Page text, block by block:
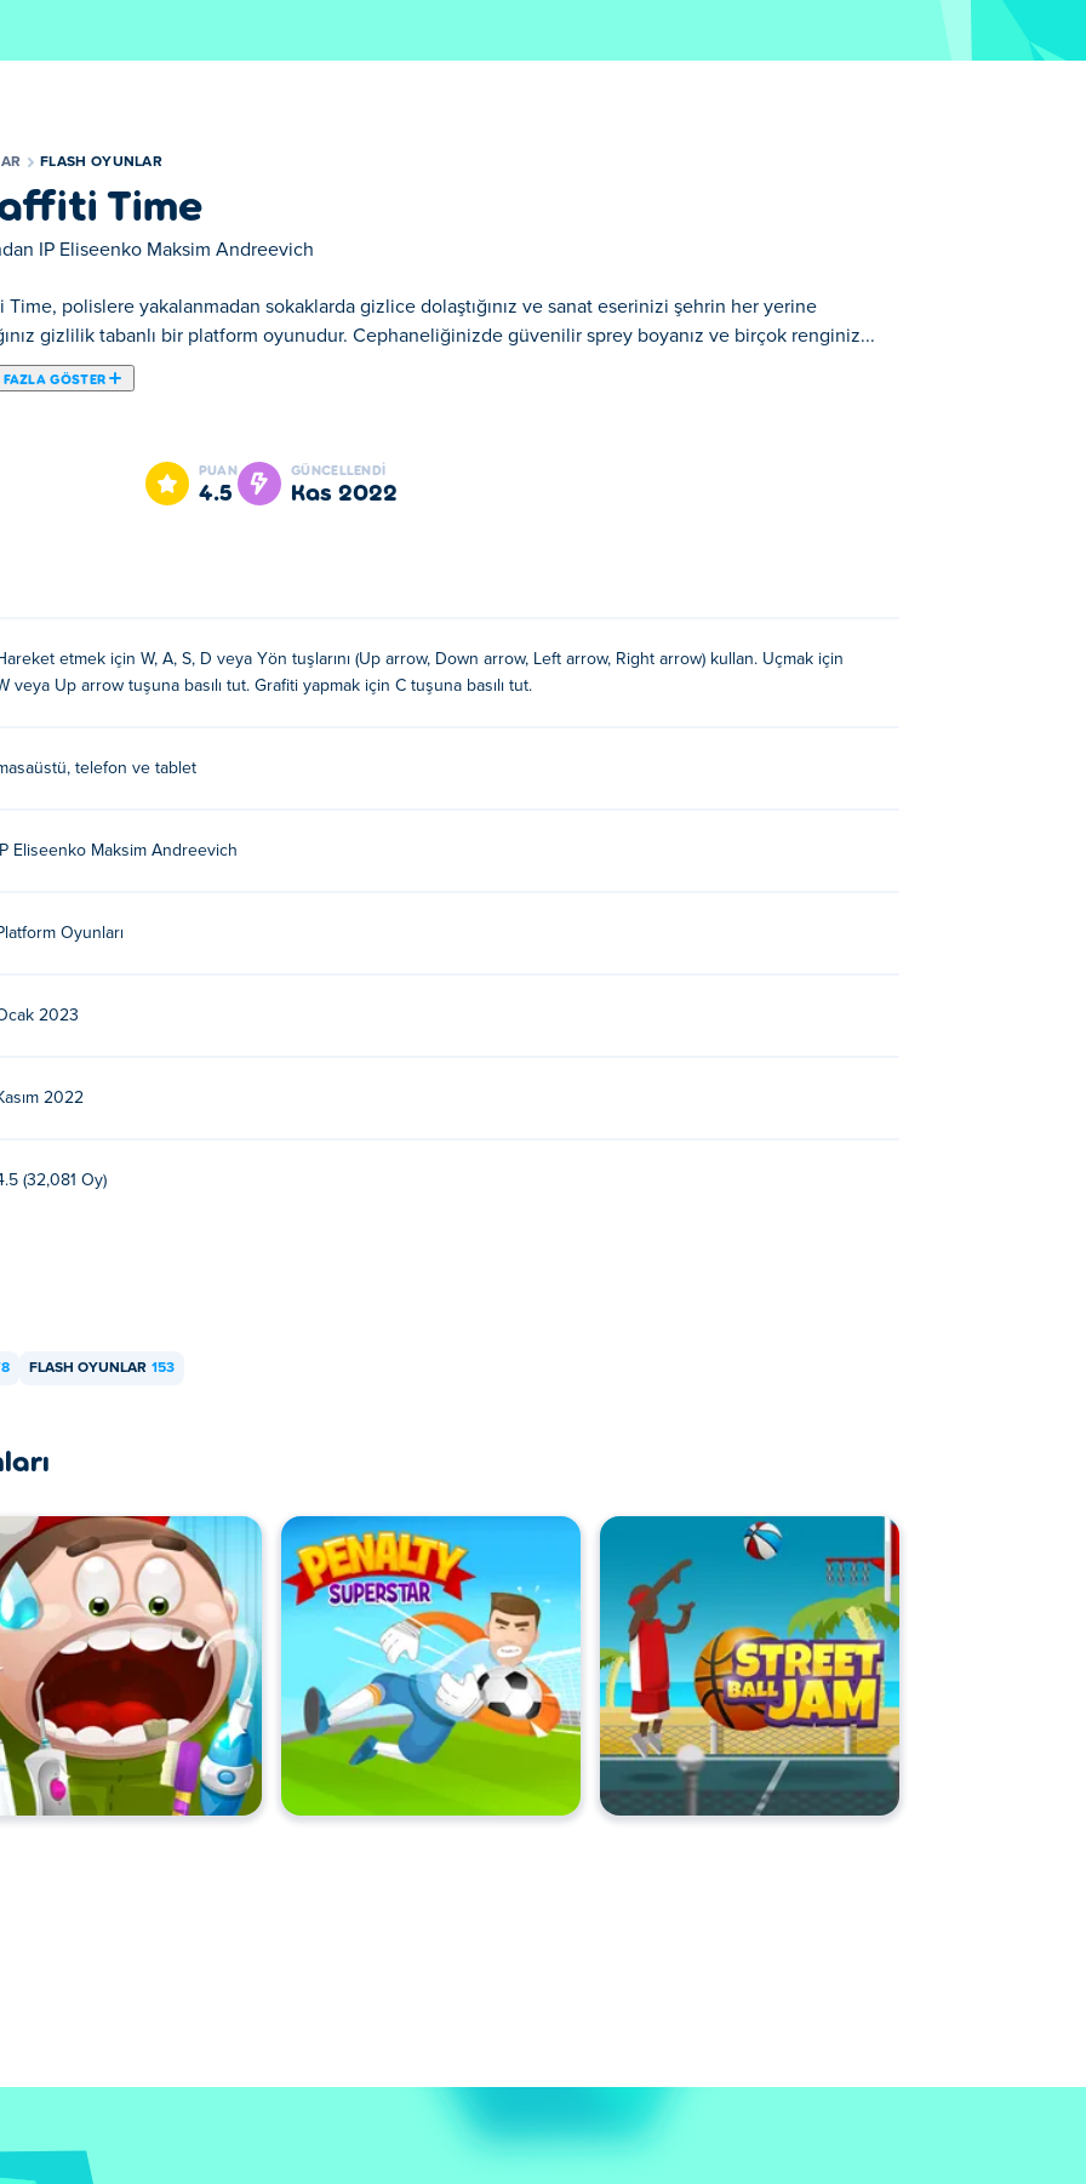
FLASH OYUNLAR
Time
IP Eliseenko Maksim Andreevich
Time, polislere yakalanmadan sokaklarda gizlice dolaştığınız ve sanat eserinizi şehrin her yerine
gizlilik tabanlı bir platform oyunudur. Cephaneliğinizde güvenilir sprey boyanız ve birçok renginiz...
GÖSTER
gizlice dolaştığınız ve sanat eserinizi şehrin her yerine yaydığınız gizlilik tabanlı bir platform
harika çıkartmalarınız var. Ekipmanınızı kullanarak sokakları istediğiniz gibi özgürce boyayın! Ancak
çalışacağından dikkatli olun. Yaratıcılık ve zorlu bulmacalarla dolu düzinelerce seviye var.
Diğer gündelik oyunlarını Poki'de oynayın:
oynayabilir miyim?
PUAN
4.5
GÜNCELLENDI
Kas 2022
etmek için W, A, S, D veya Yön tuşlarını (Up arrow, Down arrow, Left arrow, Right arrow) kullan. Uçmak için
veya Up arrow tuşuna basılı tut. Grafiti yapmak için C tuşuna basılı tut.
telefon ve tablet
IP Eliseenko Maksim Andreevich
Oyunları
2023
2022
(32,081 Oy)
FLASH OYUNLAR 153